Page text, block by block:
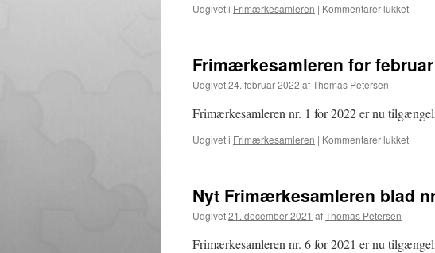
Udgivet i Frimærkesamleren | Kommentarer lukkettil
Frimærkesamleren for
Udgivet24. februar 2022 afThomas Petersen
Frimærkesamleren nr. 1 for 2022 er nu
Udgivet i Frimærkesamleren | Kommentarer lukkettil
2022
Nyt Frimærkesamleren blad
Udgivet21. december 2021 afThomas Petersen
Frimærkesamleren nr. 6 for 2021 er nu